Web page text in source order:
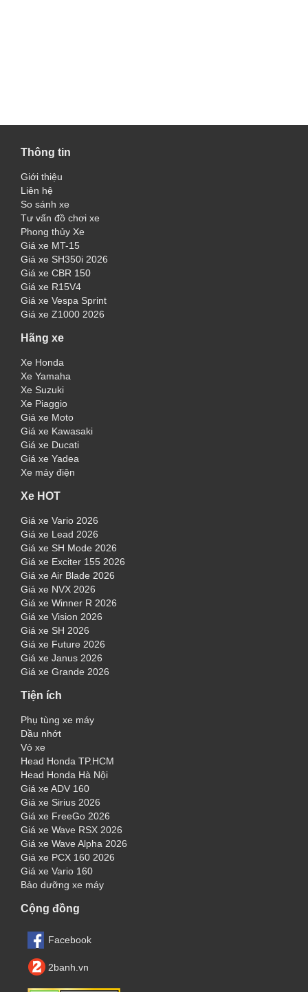
Thông tin
Giới thiệu
Liên hệ
So sánh xe
Tư vấn đồ chơi xe
Phong thủy Xe
Giá xe MT-15
Giá xe SH350i 2026
Giá xe CBR 150
Giá xe R15V4
Giá xe Vespa Sprint
Giá xe Z1000 2026
Hãng xe
Xe Honda
Xe Yamaha
Xe Suzuki
Xe Piaggio
Giá xe Moto
Giá xe Kawasaki
Giá xe Ducati
Giá xe Yadea
Xe máy điện
Xe HOT
Giá xe Vario 2026
Giá xe Lead 2026
Giá xe SH Mode 2026
Giá xe Exciter 155 2026
Giá xe Air Blade 2026
Giá xe NVX 2026
Giá xe Winner R 2026
Giá xe Vision 2026
Giá xe SH 2026
Giá xe Future 2026
Giá xe Janus 2026
Giá xe Grande 2026
Tiện ích
Phụ tùng xe máy
Dầu nhớt
Vỏ xe
Head Honda TP.HCM
Head Honda Hà Nội
Giá xe ADV 160
Giá xe Sirius 2026
Giá xe FreeGo 2026
Giá xe Wave RSX 2026
Giá xe Wave Alpha 2026
Giá xe PCX 160 2026
Giá xe Vario 160
Bảo dưỡng xe máy
Cộng đồng
Facebook
2banh.vn